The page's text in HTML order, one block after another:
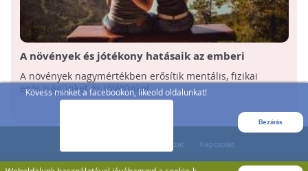
Kövess minket a facebookon, likeold oldalunkat!
Bezárás
A növények és jótékony hatásaik az emberi
szervezetre
A növények nagymértékben erősítik mentális, fizikai
egészségünket és jólétünket.